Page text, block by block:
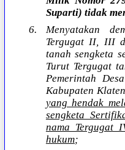
Suparti) tidak
6. Menyatakan
Tergugat II, III
tanah sengketa
Turut Tergugat
Pemerintah
Kabupaten
yang hendak
sengketa
nama Tergugat
hukum;